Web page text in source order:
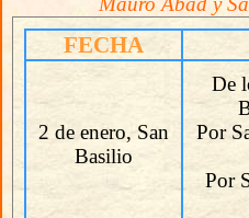
FECHA
2 de enero, San
Basilio
De
Por
Por